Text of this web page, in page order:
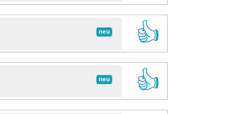
neu
👍
neu
👍